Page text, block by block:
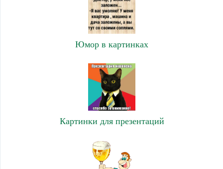
Юмор в картинках
Картинки для презентаций